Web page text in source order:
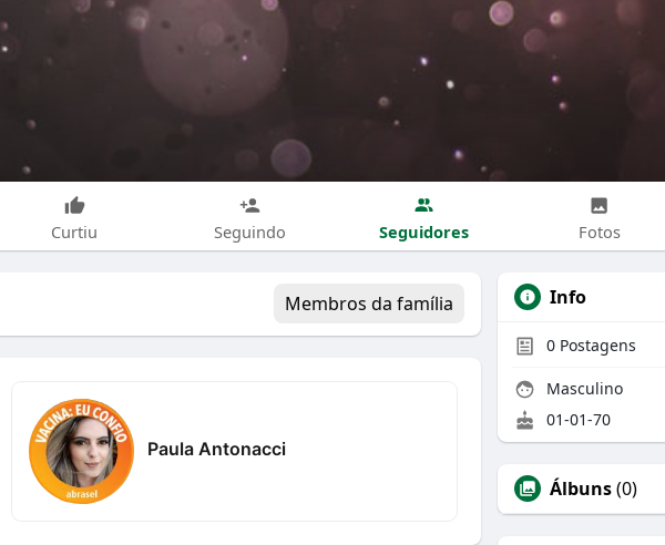
Curtiu Seguindo Seguidores Fotos
Membros da família
Paula Antonacci
Info
0 Postagens
Masculino
01-01-70
Álbuns(0)